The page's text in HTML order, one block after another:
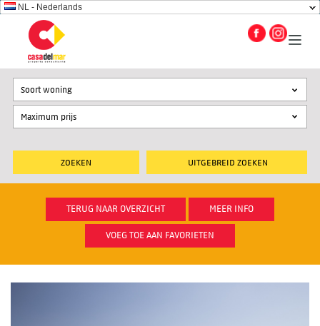
NL - Nederlands
UITGEBREID ZOEKEN
Soort woning
TERUG NAAR OVERZICHT MEER INFO
VOEG TOE AAN FAVORIETEN